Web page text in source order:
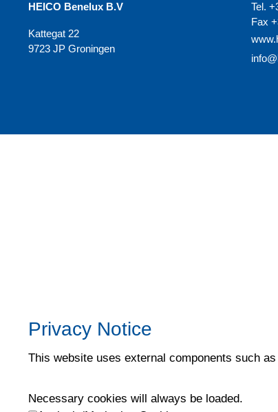
HEICO Benelux B.V
Kattegat 22
9723 JP Groningen
Tel.
Fax
Privacy Notice
This website uses external components such
Necessary cookies will always be loaded.